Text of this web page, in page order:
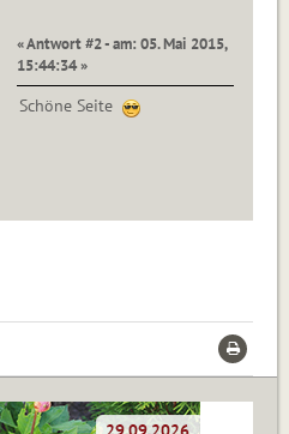
« Antwort #2 - am: 05. Mai 2015,
15:44:34 »
Schöne Seite